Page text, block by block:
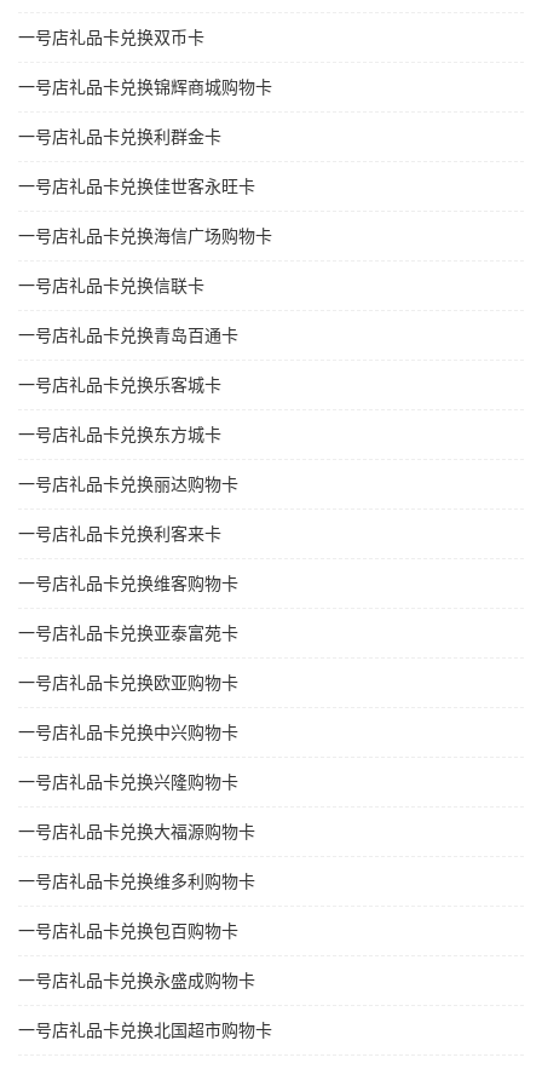
一号店礼品卡兑换双币卡
一号店礼品卡兑换锦辉商城购物卡
一号店礼品卡兑换利群金卡
一号店礼品卡兑换佳世客永旺卡
一号店礼品卡兑换海信广场购物卡
一号店礼品卡兑换信联卡
一号店礼品卡兑换青岛百通卡
一号店礼品卡兑换乐客城卡
一号店礼品卡兑换东方城卡
一号店礼品卡兑换丽达购物卡
一号店礼品卡兑换利客来卡
一号店礼品卡兑换维客购物卡
一号店礼品卡兑换亚泰富苑卡
一号店礼品卡兑换欧亚购物卡
一号店礼品卡兑换中兴购物卡
一号店礼品卡兑换兴隆购物卡
一号店礼品卡兑换大福源购物卡
一号店礼品卡兑换维多利购物卡
一号店礼品卡兑换包百购物卡
一号店礼品卡兑换永盛成购物卡
一号店礼品卡兑换北国超市购物卡